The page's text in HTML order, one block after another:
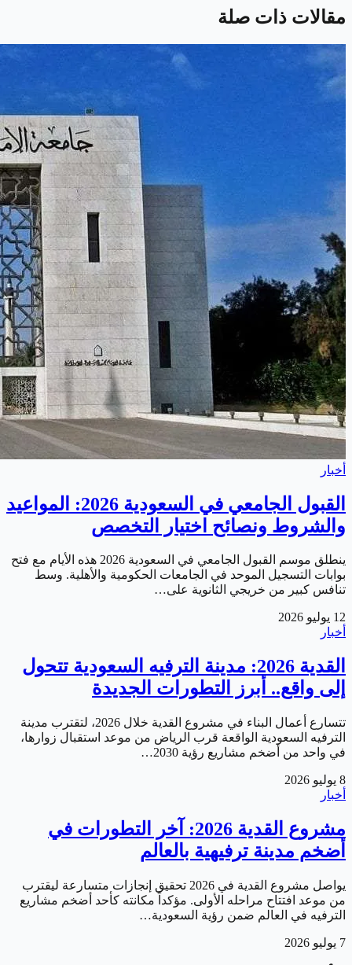
مقالات ذات صلة
أخبار
القبول الجامعي في السعودية 2026: المواعيد
والشروط ونصائح اختيار التخصص
ينطلق موسم القبول الجامعي في السعودية 2026 هذه الأيام مع فتح
بوابات التسجيل الموحد في الجامعات الحكومية والأهلية. وسط
تنافس كبير من خريجي الثانوية على…
12 يوليو 2026
أخبار
القدية 2026: مدينة الترفيه السعودية تتحول
إلى واقع.. أبرز التطورات الجديدة
تتسارع أعمال البناء في مشروع القدية خلال 2026، لتقترب مدينة
الترفيه السعودية الواقعة قرب الرياض من موعد استقبال زوارها،
في واحد من أضخم مشاريع رؤية 2030…
8 يوليو 2026
أخبار
مشروع القدية 2026: آخر التطورات في
أضخم مدينة ترفيهية بالعالم
يواصل مشروع القدية في 2026 تحقيق إنجازات متسارعة ليقترب
من موعد افتتاح مراحله الأولى. مؤكداً مكانته كأحد أضخم مشاريع
الترفيه في العالم ضمن رؤية السعودية…
7 يوليو 2026